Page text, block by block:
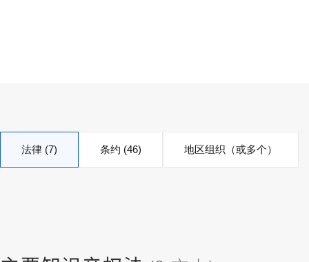
法律 (7) 条约 (46) 地区组织（或多个）